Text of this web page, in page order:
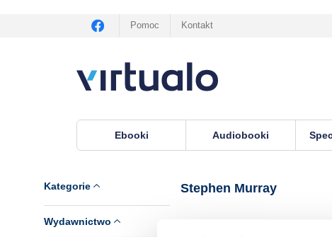
Pomoc Kontakt
Ebooki Audiobooki
Kategorie
Wydawnictwo
Stephen Murray